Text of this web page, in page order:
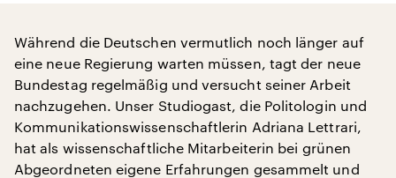
Während die Deutschen vermutlich noch länger auf
eine neue Regierung warten müssen, tagt der neue
Bundestag regelmäßig und versucht seiner Arbeit
nachzugehen. Unser Studiogast, die Politologin und
Kommunikationswissenschaftlerin Adriana Lettrari,
hat als wissenschaftliche Mitarbeiterin bei grünen
Abgeordneten eigene Erfahrungen gesammelt und